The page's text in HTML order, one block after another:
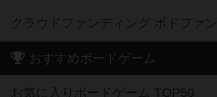
クラウドファンディング ボドファン
おすすめボードゲーム
お気に入りボードゲーム TOP50